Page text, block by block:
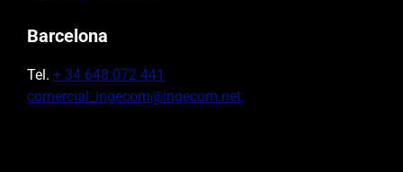
Barcelona
Tel. + 34 648 072 441
comercial_ingecom@ingecom.net